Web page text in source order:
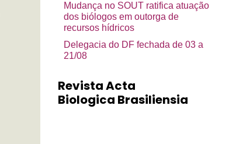
Mudança no SOUT ratifica atuação
dos biólogos em outorga de
recursos hídricos
Delegacia do DF fechada de 03 a
21/08
Revista Acta
Biologica Brasiliensia